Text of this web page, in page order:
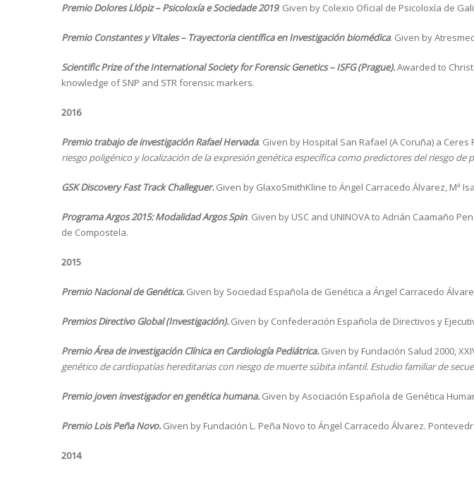
Premio Dolores Llópiz – Psicoloxía e Sociedade 2019. Given by Colexio Oficial de Psicoloxía de
Premio Constantes y Vitales – Trayectoria científica en Investigación biomédica. Given by
Scientific Prize of the International Society for Forensic Genetics – ISFG (Prague).Awarded to
knowledge of SNP and STR forensic markers.
2016
Premio trabajo de investigación Rafael Hervada. Given by Hospital San Rafael (A Coruña) a
riesgo poligénico y localización de la expresión genética específica como predictores del riesgo de
GSK Discovery Fast Track Challeguer. Given by GlaxoSmithKline to Ángel Carracedo Álvarez, Mª
Programa Argos 2015: Modalidad Argos Spin. Given by USC and UNINOVA to Adrián Caamaño
de Compostela.
2015
Premio Nacional de Genética. Given by Sociedad Española de Genética a Ángel Carracedo
Premios Directivo Global (Investigación). Given by Confederación Española de Directivos y
Premio Área de investigación Clínica en Cardiología Pediátrica. Given by Fundación Salud 2000,
genético de cardiopatías hereditarias con riesgo de muerte súbita infantil. Estudio familiar de
Premio joven investigador en genética humana. Given by Asociación Española de Genética
Premio Lois Peña Novo. Given by Fundación L. Peña Novo to Ángel Carracedo Álvarez.
2014